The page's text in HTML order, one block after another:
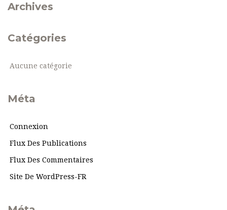
Archives
Catégories
Aucune catégorie
Méta
Connexion
Flux Des Publications
Flux Des Commentaires
Site De WordPress-FR